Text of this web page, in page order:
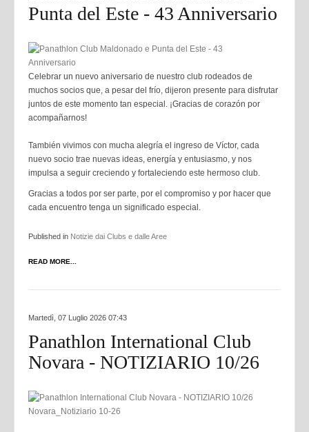
Punta del Este - 43 Anniversario
Celebrar un nuevo aniversario de nuestro club rodeados de
muchos socios que, a pesar del frío, dijeron presente para disfrutar
juntos de este momento tan especial. ¡Gracias de corazón por
acompañarnos!
También vivimos con mucha alegría el ingreso de Víctor, cada
nuevo socio trae nuevas ideas, energía y entusiasmo, y nos
impulsa a seguir creciendo y fortaleciendo este hermoso club.
Gracias a todos por ser parte, por el compromiso y por hacer que
cada encuentro tenga un significado especial.
Published in Notizie dai Clubs e dalle Aree
READ MORE...
Martedì, 07 Luglio 2026 07:43
Panathlon International Club
Novara - NOTIZIARIO 10/26
Novara_Notiziario 10-26